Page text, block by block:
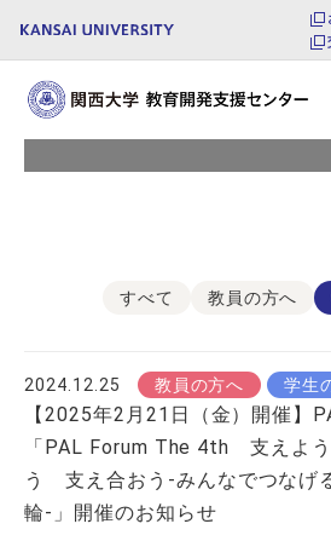
お知ら
すべて 教員の方へ
2024.12.25 教員の方へ 学生
【2025年2月21日（金）開催】
「PAL Forum The 4th 支えよ
う 支え合おう-みんなでつなげ
輪-」開催のお知らせ